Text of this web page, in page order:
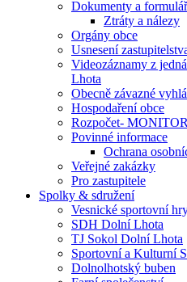
Dokumenty a
Ztráty a nálezy
Orgány obce
Usnesení
Videozáznamy z
Lhota
Obecně závazné
Hospodaření obce
Rozpočet-
Povinné informace
Ochrana
Veřejné zakázky
Pro zastupitele
Spolky & sdružení
Vesnické sportovní
SDH Dolní Lhota
TJ Sokol Dolní Lhota
Sportovní a Kulturní
Dolnolhotský buben